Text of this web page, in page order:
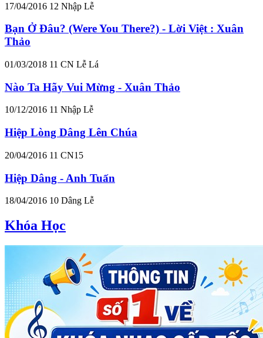
17/04/2016 12 Nhập Lễ
Bạn Ở Đâu? (Were You There?) - Lời Việt : Xuân
Thảo
01/03/2018 11 CN Lễ Lá
Nào Ta Hãy Vui Mừng - Xuân Thảo
10/12/2016 11 Nhập Lễ
Hiệp Lòng Dâng Lên Chúa
20/04/2016 11 CN15
Hiệp Dâng - Anh Tuấn
18/04/2016 10 Dâng Lễ
Khóa Học